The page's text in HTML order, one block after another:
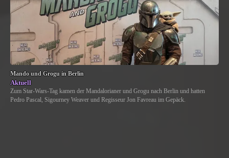
Mando und Grogu in Berlin
Aktuell
Zum Star-Wars-Tag kamen der Mandalorianer und Grogu nach Berlin und hatten
Pedro Pascal, Sigourney Weaver und Regisseur Jon Favreau im Gepäck.